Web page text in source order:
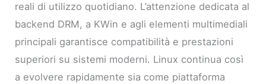
reali di utilizzo quotidiano. L’attenzione dedicata al
backend DRM, a KWin e agli elementi multimediali
principali garantisce compatibilità e prestazioni
superiori su sistemi moderni. Linux continua così
a evolvere rapidamente sia come piattaforma